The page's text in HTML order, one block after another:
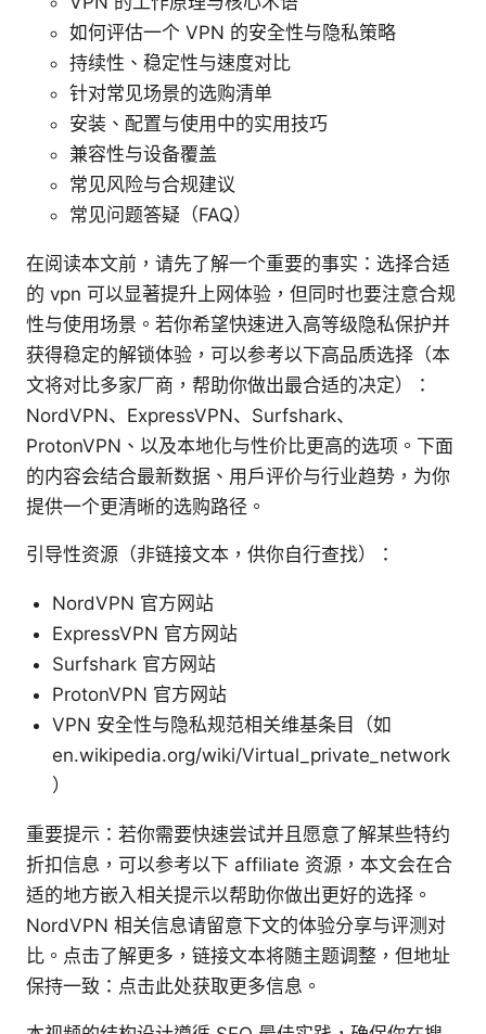
如何评估一个 VPN 的安全性与隐私策略
持续性、稳定性与速度对比
针对常见场景的选购清单
安装、配置与使用中的实用技巧
兼容性与设备覆盖
常见风险与合规建议
常见问题答疑（FAQ）
在阅读本文前，请先了解一个重要的事实：选择合适
的 vpn 可以显著提升上网体验，但同时也要注意合规
性与使用场景。若你希望快速进入高等级隐私保护并
获得稳定的解锁体验，可以参考以下高品质选择（本
文将对比多家厂商，帮助你做出最合适的决定）：
NordVPN、ExpressVPN、Surfshark、
ProtonVPN、以及本地化与性价比更高的选项。下面
的内容会结合最新数据、用户评价与行业趋势，为你
提供一个更清晰的选购路径。
引导性资源（非链接文本，供你自行查找）：
NordVPN 官方网站
ExpressVPN 官方网站
Surfshark 官方网站
ProtonVPN 官方网站
VPN 安全性与隐私规范相关维基条目（如
en.wikipedia.org/wiki/Virtual_private_network
）
重要提示：若你需要快速尝试并且愿意了解某些特约
折扣信息，可以参考以下 affiliate 资源，本文会在合
适的地方嵌入相关提示以帮助你做出更好的选择。
NordVPN 相关信息请留意下文的体验分享与评测对
比。点击了解更多，链接文本将随主题调整，但地址
保持一致：点击此处获取更多信息。